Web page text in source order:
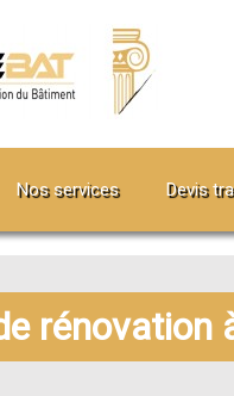
Nos services Devis
rénovation